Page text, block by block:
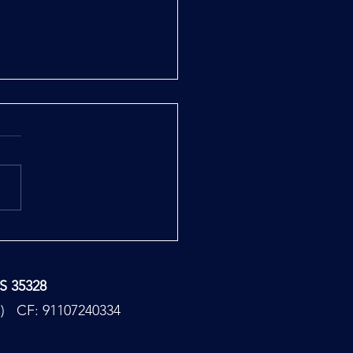
35328
CF: 91107240334